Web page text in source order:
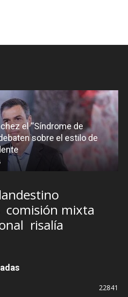
el “Síndrome de
sobre el estilo de
comisión mixta
risalía
22841